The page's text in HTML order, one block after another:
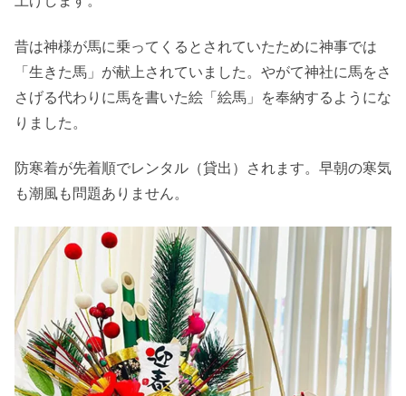
昔は神様が馬に乗ってくるとされていたために神事では
「生きた馬」が献上されていました。やがて神社に馬をさ
さげる代わりに馬を書いた絵「絵馬」を奉納するようにな
りました。
防寒着が先着順でレンタル（貸出）されます。早朝の寒気
も潮風も問題ありません。